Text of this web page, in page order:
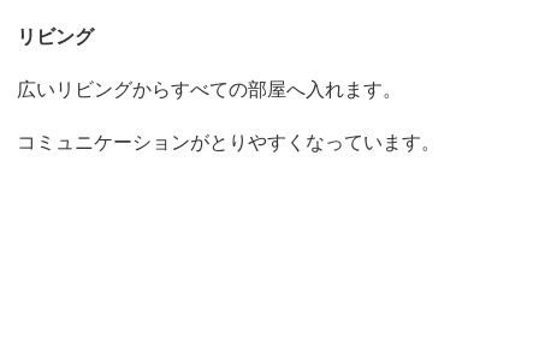
リビング
広いリビングからすべての部屋へ入れます。
コミュニケーションがとりやすくなっています。